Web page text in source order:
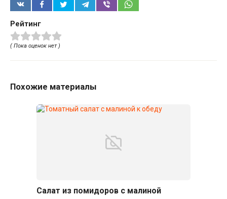
Рейтинг
( Пока оценок нет )
Похожие материалы
Салат из помидоров с малиной